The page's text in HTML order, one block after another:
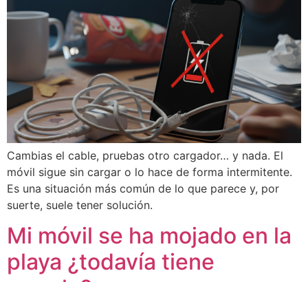
Cambias el cable, pruebas otro cargador… y nada. El
móvil sigue sin cargar o lo hace de forma intermitente.
Es una situación más común de lo que parece y, por
suerte, suele tener solución.
Mi móvil se ha mojado en la
playa ¿todavía tiene